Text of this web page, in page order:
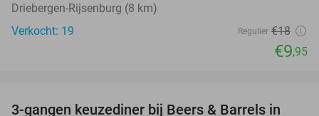
Driebergen-Rijsenburg (8 km)
Verkocht: 19
Regulier €18
€9,95
3-gangen keuzediner bij Beers & Barrels in